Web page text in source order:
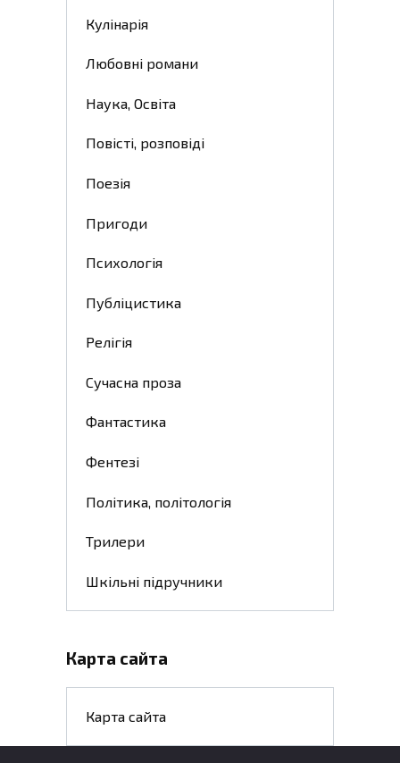
Кулінарія
Любовні романи
Наука, Освіта
Повісті, розповіді
Поезія
Пригоди
Психологія
Публіцистика
Релігія
Сучасна проза
Фантастика
Фентезі
Політика, політологія
Трилери
Шкільні підручники
Карта сайта
Карта сайта